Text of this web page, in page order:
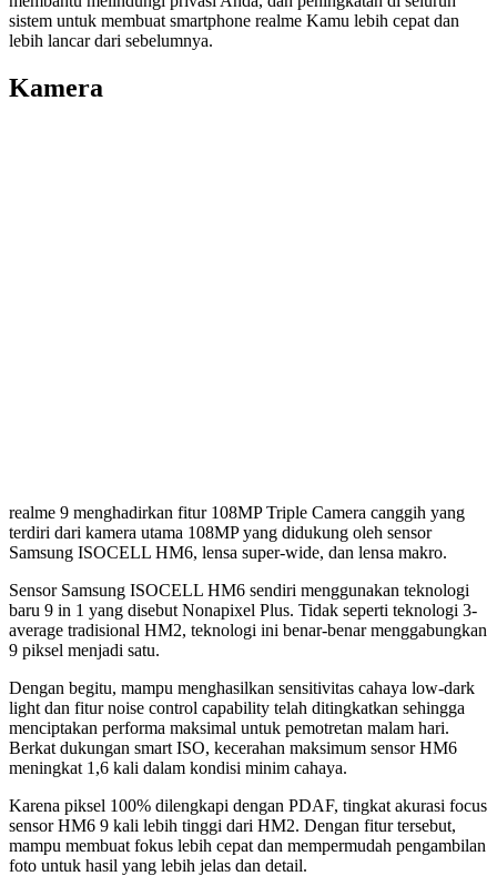
sistem untuk membuat smartphone realme Kamu lebih cepat dan
lebih lancar dari sebelumnya.
Kamera
realme 9 menghadirkan fitur 108MP Triple Camera canggih yang
terdiri dari kamera utama 108MP yang didukung oleh sensor
Samsung ISOCELL HM6, lensa super-wide, dan lensa makro.
Sensor Samsung ISOCELL HM6 sendiri menggunakan teknologi
baru 9 in 1 yang disebut Nonapixel Plus. Tidak seperti teknologi 3-
average tradisional HM2, teknologi ini benar-benar menggabungkan
9 piksel menjadi satu.
Dengan begitu, mampu menghasilkan sensitivitas cahaya low-dark
light dan fitur noise control capability telah ditingkatkan sehingga
menciptakan performa maksimal untuk pemotretan malam hari.
Berkat dukungan smart ISO, kecerahan maksimum sensor HM6
meningkat 1,6 kali dalam kondisi minim cahaya.
Karena piksel 100% dilengkapi dengan PDAF, tingkat akurasi focus
sensor HM6 9 kali lebih tinggi dari HM2. Dengan fitur tersebut,
mampu membuat fokus lebih cepat dan mempermudah pengambilan
foto untuk hasil yang lebih jelas dan detail.